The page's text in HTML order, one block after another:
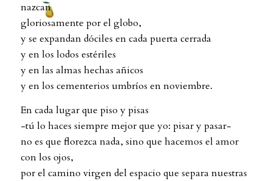
nazcan
gloriosamente por el globo,
y se expandan dóciles en cada puerta cerrada
y en los lodos estériles
y en las almas hechas añicos
y en los cementerios umbríos en noviembre.
En cada lugar que piso y pisas
-tú lo haces siempre mejor que yo: pisar y pasar-
no es que florezca nada, sino que hacemos el amor
con los ojos,
por el camino virgen del espacio que separa nuestras